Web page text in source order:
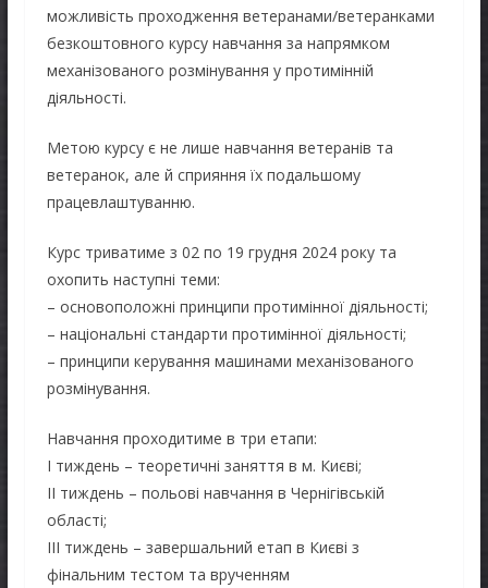
можливість проходження ветеранами/ветеранками
безкоштовного курсу навчання за напрямком
механізованого розмінування у протимінній
діяльності.
Метою курсу є не лише навчання ветеранів та
ветеранок, але й сприяння їх подальшому
працевлаштуванню.
Курс триватиме з 02 по 19 грудня 2024 року та
охопить наступні теми:
– основоположні принципи протимінної діяльності;
– національні стандарти протимінної діяльності;
– принципи керування машинами механізованого
розмінування.
Навчання проходитиме в три етапи:
І тиждень – теоретичні заняття в м. Києві;
ІІ тиждень – польові навчання в Чернігівській
області;
ІІІ тиждень – завершальний етап в Києві з
фінальним тестом та врученням